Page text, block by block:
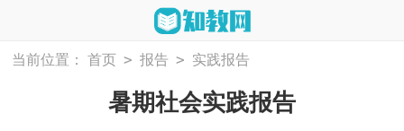
当前位置： 首页 > 报告 > 实践报告
暑期社会实践报告